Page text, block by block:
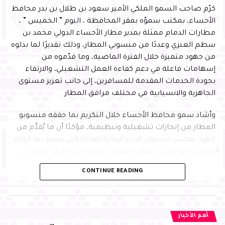
الإدارة ، تخللتها كلمة للتاريخ قدمها الدكتور خالد الجريان ،
وقصيدة فصحى قدمها الدكتور الشاعر عبدالله الخضير وقصيدة
أخرى شعبية قدمها الشاعر نبيل بن عاجان ، وفي ختام الحفل
كرم سعادته الرعاة وعدد من منسوبي نادي الأحساء الأدبي سابقاً
والذي منهم الدكتور صغير العجمي المشرف على الأنشطة
والفعاليات بالنادي وفريق العمل الذين كان لهم الدور الكبير في
أنشطة وأعمال النادي خلال الفترة السابقة.
UP
رعاية خادم الحرمين الشريفين ولي العهد يشرف
سباق «كأس السعودية»
سمو محافظ الأحساء يرفع التهنئة للقيادة الرشيدة
كرّم صاحب السمو الملكي الأمير سعود بن طلال بن بدر محافظ
الأحساء، بمكتب سموّه بمقر المحافظة ، اليوم ” الخميس ” ،
مطارات الدمام ممثلة بمدير مطار الأحساء الدولي محمد بن
سطم العنزي وعددًا من منسوبي المطار، وذلك تقديرًا لما بذلوه
من جهود متميزة خلال الفترة الماضية، وما قدّموه من
إسهامات فاعلة في دعم كفاءة العمل التشغيلي، والارتقاء
بجودة الخدمات المقدمة للمسافرين، إلى جانب تعزيز مستوى
الجاهزية والانسيابية في مختلف مرافق المطار
وأشاد سمو محافظ الأحساء خلال التكريم بما حققه منسوبو
المطار من إنجازات تشغيلية وتنظيمية، مؤكدًا أن ما يُقدَّم من
جهود يعكس مستوى الاحترافية والكفاءة التي يتمتع بها الكادر
وتحسين تجربة المسافر، بما يواكب مستهدفات رؤية المملكة
وأكد سموّه أن هذا التكريم يأتي في إطار الدعم المستمر من
القيادة الرشيدة -حفظها الله- لتحفيز الكفاءات الوطنية في
مختلف القطاعات، مشيرًا إلى أهمية مواصلة العمل بروح
CONTINUE READING
أهم الأخبار